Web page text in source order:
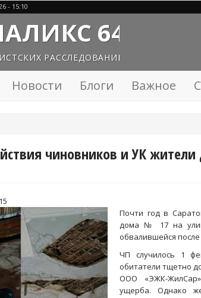
- 15:10
64
РАССЛЕДОВАНИЙ
Новости Блоги Важное
чиновников и УК
Почти год в
дома № 17 на
обвалившейся
ЧП случилось 1
обитатели тщетно
ООО «ЭЖК-
ущерба. Однако